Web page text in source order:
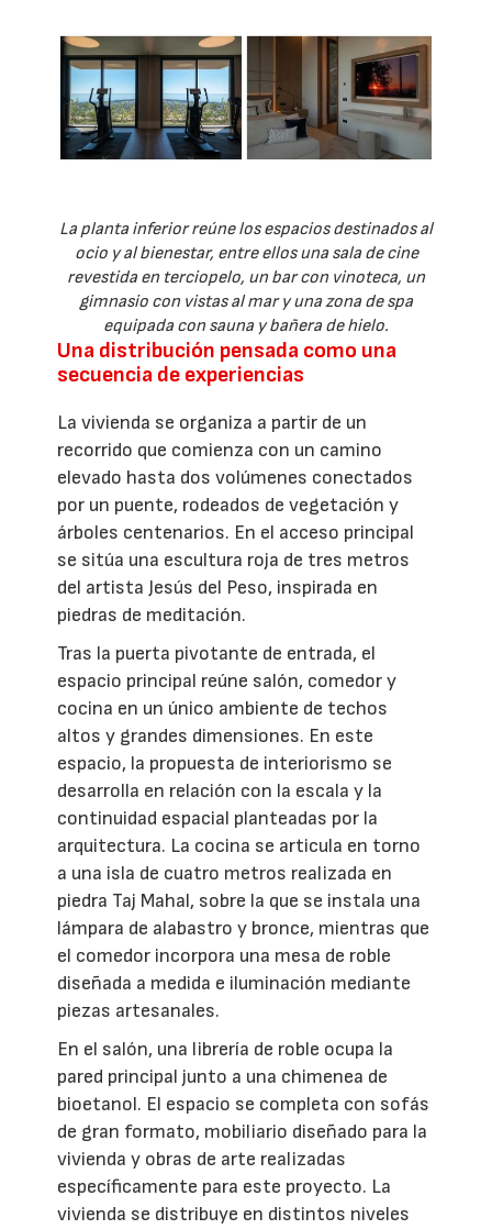
La planta inferior reúne los espacios destinados al
ocio y al bienestar, entre ellos una sala de cine
revestida en terciopelo, un bar con vinoteca, un
gimnasio con vistas al mar y una zona de spa
equipada con sauna y bañera de hielo.
Una distribución pensada como una
secuencia de experiencias
La vivienda se organiza a partir de un
recorrido que comienza con un camino
elevado hasta dos volúmenes conectados
por un puente, rodeados de vegetación y
árboles centenarios. En el acceso principal
se sitúa una escultura roja de tres metros
del artista Jesús del Peso, inspirada en
piedras de meditación.
Tras la puerta pivotante de entrada, el
espacio principal reúne salón, comedor y
cocina en un único ambiente de techos
altos y grandes dimensiones. En este
espacio, la propuesta de interiorismo se
desarrolla en relación con la escala y la
continuidad espacial planteadas por la
arquitectura. La cocina se articula en torno
a una isla de cuatro metros realizada en
piedra Taj Mahal, sobre la que se instala una
lámpara de alabastro y bronce, mientras que
el comedor incorpora una mesa de roble
diseñada a medida e iluminación mediante
piezas artesanales.
En el salón, una librería de roble ocupa la
pared principal junto a una chimenea de
bioetanol. El espacio se completa con sofás
de gran formato, mobiliario diseñado para la
vivienda y obras de arte realizadas
específicamente para este proyecto. La
vivienda se distribuye en distintos niveles